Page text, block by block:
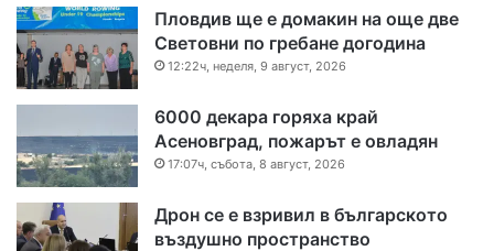
Пловдив ще е домакин на още две
Световни по гребане догодина
12:22ч, неделя, 9 август, 2026
6000 декара горяха край
Асеновград, пожарът е овладян
17:07ч, събота, 8 август, 2026
Дрон се е взривил в българското
въздушно пространство